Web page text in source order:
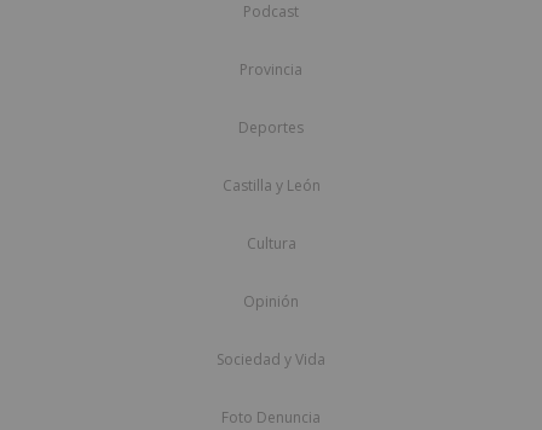
Podcast
Provincia
Deportes
Castilla y León
Cultura
Opinión
Sociedad y Vida
Foto Denuncia